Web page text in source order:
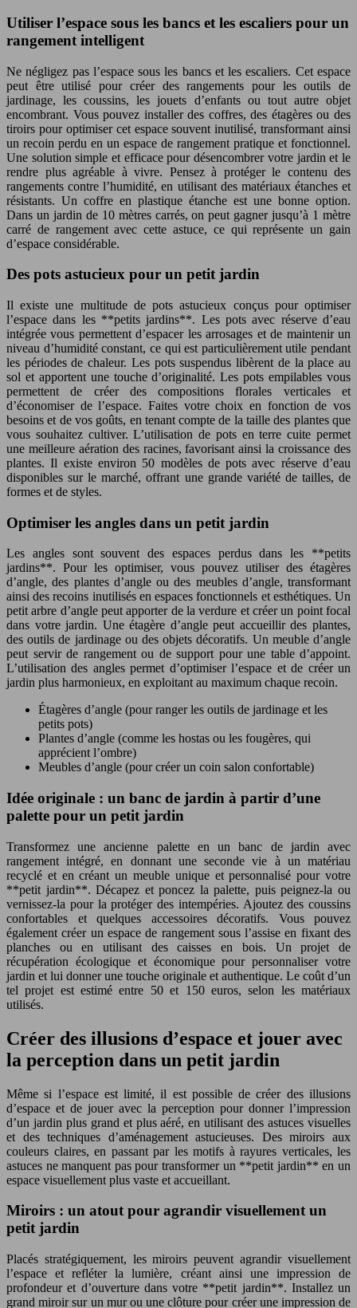
Utiliser l’espace sous les bancs et les escaliers pour un
rangement intelligent
Ne négligez pas l’espace sous les bancs et les escaliers. Cet espace
peut être utilisé pour créer des rangements pour les outils de
jardinage, les coussins, les jouets d’enfants ou tout autre objet
encombrant. Vous pouvez installer des coffres, des étagères ou des
tiroirs pour optimiser cet espace souvent inutilisé, transformant ainsi
un recoin perdu en un espace de rangement pratique et fonctionnel.
Une solution simple et efficace pour désencombrer votre jardin et le
rendre plus agréable à vivre. Pensez à protéger le contenu des
rangements contre l’humidité, en utilisant des matériaux étanches et
résistants. Un coffre en plastique étanche est une bonne option.
Dans un jardin de 10 mètres carrés, on peut gagner jusqu’à 1 mètre
carré de rangement avec cette astuce, ce qui représente un gain
d’espace considérable.
Des pots astucieux pour un petit jardin
Il existe une multitude de pots astucieux conçus pour optimiser
l’espace dans les **petits jardins**. Les pots avec réserve d’eau
intégrée vous permettent d’espacer les arrosages et de maintenir un
niveau d’humidité constant, ce qui est particulièrement utile pendant
les périodes de chaleur. Les pots suspendus libèrent de la place au
sol et apportent une touche d’originalité. Les pots empilables vous
permettent de créer des compositions florales verticales et
d’économiser de l’espace. Faites votre choix en fonction de vos
besoins et de vos goûts, en tenant compte de la taille des plantes que
vous souhaitez cultiver. L’utilisation de pots en terre cuite permet
une meilleure aération des racines, favorisant ainsi la croissance des
plantes. Il existe environ 50 modèles de pots avec réserve d’eau
disponibles sur le marché, offrant une grande variété de tailles, de
formes et de styles.
Optimiser les angles dans un petit jardin
Les angles sont souvent des espaces perdus dans les **petits
jardins**. Pour les optimiser, vous pouvez utiliser des étagères
d’angle, des plantes d’angle ou des meubles d’angle, transformant
ainsi des recoins inutilisés en espaces fonctionnels et esthétiques. Un
petit arbre d’angle peut apporter de la verdure et créer un point focal
dans votre jardin. Une étagère d’angle peut accueillir des plantes,
des outils de jardinage ou des objets décoratifs. Un meuble d’angle
peut servir de rangement ou de support pour une table d’appoint.
L’utilisation des angles permet d’optimiser l’espace et de créer un
jardin plus harmonieux, en exploitant au maximum chaque recoin.
Étagères d’angle (pour ranger les outils de jardinage et les
petits pots)
Plantes d’angle (comme les hostas ou les fougères, qui
apprécient l’ombre)
Meubles d’angle (pour créer un coin salon confortable)
Idée originale : un banc de jardin à partir d’une
palette pour un petit jardin
Transformez une ancienne palette en un banc de jardin avec
rangement intégré, en donnant une seconde vie à un matériau
recyclé et en créant un meuble unique et personnalisé pour votre
**petit jardin**. Décapez et poncez la palette, puis peignez-la ou
vernissez-la pour la protéger des intempéries. Ajoutez des coussins
confortables et quelques accessoires décoratifs. Vous pouvez
également créer un espace de rangement sous l’assise en fixant des
planches ou en utilisant des caisses en bois. Un projet de
récupération écologique et économique pour personnaliser votre
jardin et lui donner une touche originale et authentique. Le coût d’un
tel projet est estimé entre 50 et 150 euros, selon les matériaux
utilisés.
Créer des illusions d’espace et jouer avec
la perception dans un petit jardin
Même si l’espace est limité, il est possible de créer des illusions
d’espace et de jouer avec la perception pour donner l’impression
d’un jardin plus grand et plus aéré, en utilisant des astuces visuelles
et des techniques d’aménagement astucieuses. Des miroirs aux
couleurs claires, en passant par les motifs à rayures verticales, les
astuces ne manquent pas pour transformer un **petit jardin** en un
espace visuellement plus vaste et accueillant.
Miroirs : un atout pour agrandir visuellement un
petit jardin
Placés stratégiquement, les miroirs peuvent agrandir visuellement
l’espace et refléter la lumière, créant ainsi une impression de
profondeur et d’ouverture dans votre **petit jardin**. Installez un
grand miroir sur un mur ou une clôture pour créer une impression de